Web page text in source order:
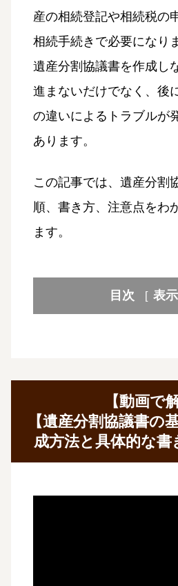
産の相続登記や相続税の
相続手続きで必要になり
遺産分割協議書を作成し
進まないだけでなく、後
の違いによるトラブルが
あります。
この記事では、遺産分割
順、書き方、注意点をわ
ます。
目次 [ 表示
【動画で
【遺産分割協議書の
成方法と具体的な